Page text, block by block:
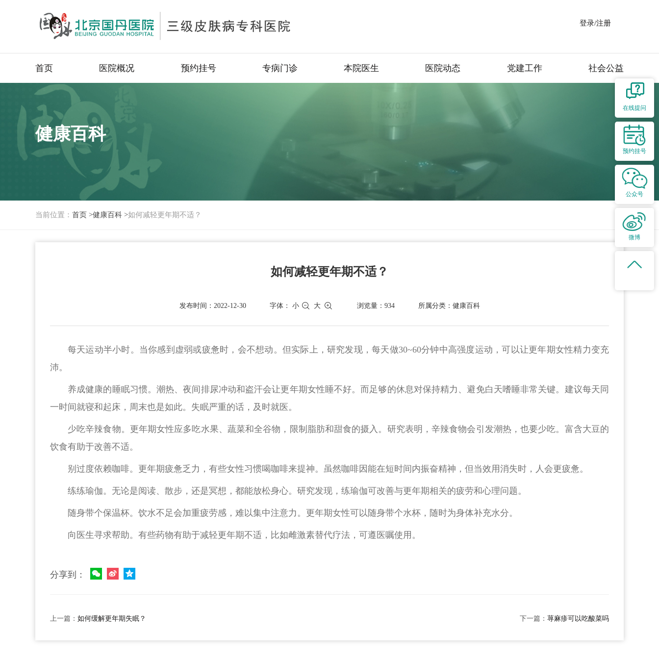
登录/注册
首页 医院概况 预约挂号 专病门诊 本院医生 医院动态 党建工作 社会公益
健康百科
当前位置： 首页 >健康百科 >如何减轻更年期不适？
如何减轻更年期不适？
发布时间：2022-12-30 字体： 小 大 浏览量：934 所属分类：健康百科
每天运动半小时。当你感到虚弱或疲惫时，会不想动。但实际上，研究发现，每天做30~60分钟中高强度运动，可以让更年期女性精力变充
沛。
养成健康的睡眠习惯。潮热、夜间排尿冲动和盗汗会让更年期女性睡不好。而足够的休息对保持精力、避免白天嗜睡非常关键。建议每天同
一时间就寝和起床，周末也是如此。失眠严重的话，及时就医。
少吃辛辣食物。更年期女性应多吃水果、蔬菜和全谷物，限制脂肪和甜食的摄入。研究表明，辛辣食物会引发潮热，也要少吃。富含大豆的
饮食有助于改善不适。
别过度依赖咖啡。更年期疲惫乏力，有些女性习惯喝咖啡来提神。虽然咖啡因能在短时间内振奋精神，但当效用消失时，人会更疲惫。
练练瑜伽。无论是阅读、散步，还是冥想，都能放松身心。研究发现，练瑜伽可改善与更年期相关的疲劳和心理问题。
随身带个保温杯。饮水不足会加重疲劳感，难以集中注意力。更年期女性可以随身带个水杯，随时为身体补充水分。
向医生寻求帮助。有些药物有助于减轻更年期不适，比如雌激素替代疗法，可遵医嘱使用。
分享到：
上一篇： 如何缓解更年期失眠？ 下一篇： 荨麻疹可以吃酸菜吗
在线提问
预约挂号
公众号
微博